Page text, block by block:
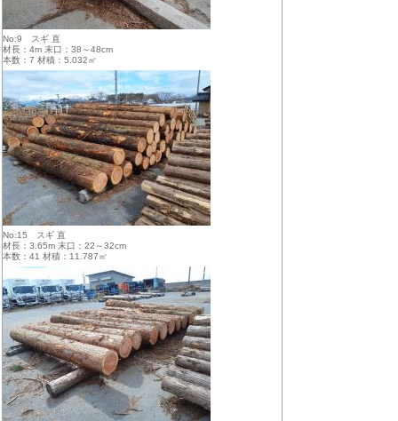
No:9 スギ 直
材長：4m 末口：38～48cm
本数：7 材積：5.032㎥
No:15 スギ 直
材長：3.65m 末口：22～32cm
本数：41 材積：11.787㎥